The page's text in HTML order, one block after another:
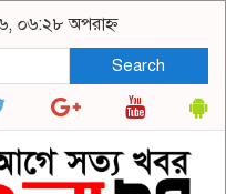
০৬:২৮ অপরাহ্ন
Search